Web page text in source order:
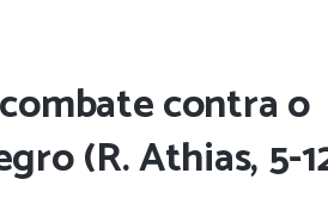
contra o
(R. Athias, 5-